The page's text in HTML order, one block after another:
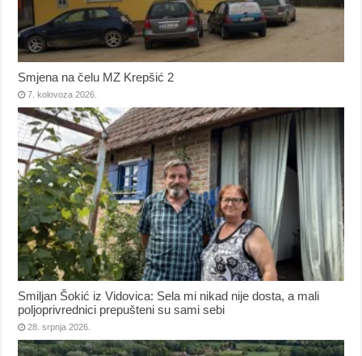
Smjena na čelu MZ Krepšić 2
7. kolovoza 2026.
Smiljan Šokić iz Vidovica: Sela mi nikad nije dosta, a mali
poljoprivrednici prepušteni su sami sebi
28. srpnja 2026.